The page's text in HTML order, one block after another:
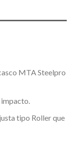
MTA Steelpro
impacto.
tipo Roller que